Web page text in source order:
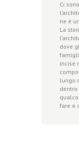
Ci
ne è
La
dove
incise
lungo
dentro
fare e